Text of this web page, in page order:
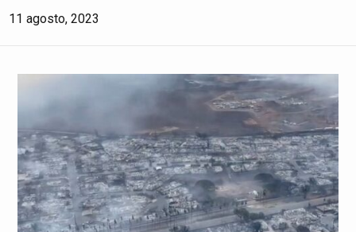
11 agosto, 2023